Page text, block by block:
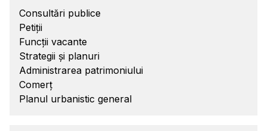
Consultări publice
Petiții
Funcții vacante
Strategii și planuri
Administrarea patrimoniului
Comerț
Planul urbanistic general